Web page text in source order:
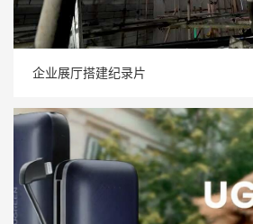
企业展厅搭建纪录片
企业展厅搭建纪录片